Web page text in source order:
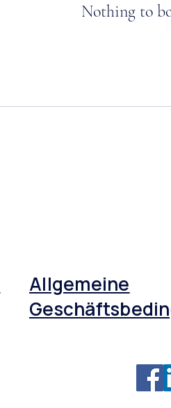
Nothing to
Allgemeine